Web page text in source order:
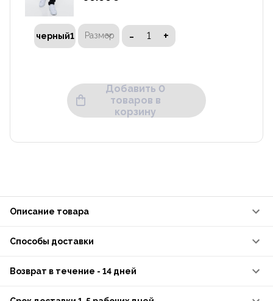
черный1 Размер - +
Добавить 0
товаров в
корзину
Описание товара
Способы доставки
Возврат в течение - 14 дней